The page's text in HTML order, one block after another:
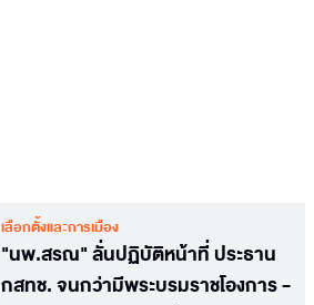
เลือกตั้งและการเมือง
"นพ.สรณ" ลั่นปฏิบัติหน้าที่ ประธาน
กสทช. จนกว่ามีพระบรมราชโองการ -